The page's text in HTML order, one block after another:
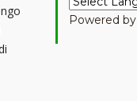
Powered by